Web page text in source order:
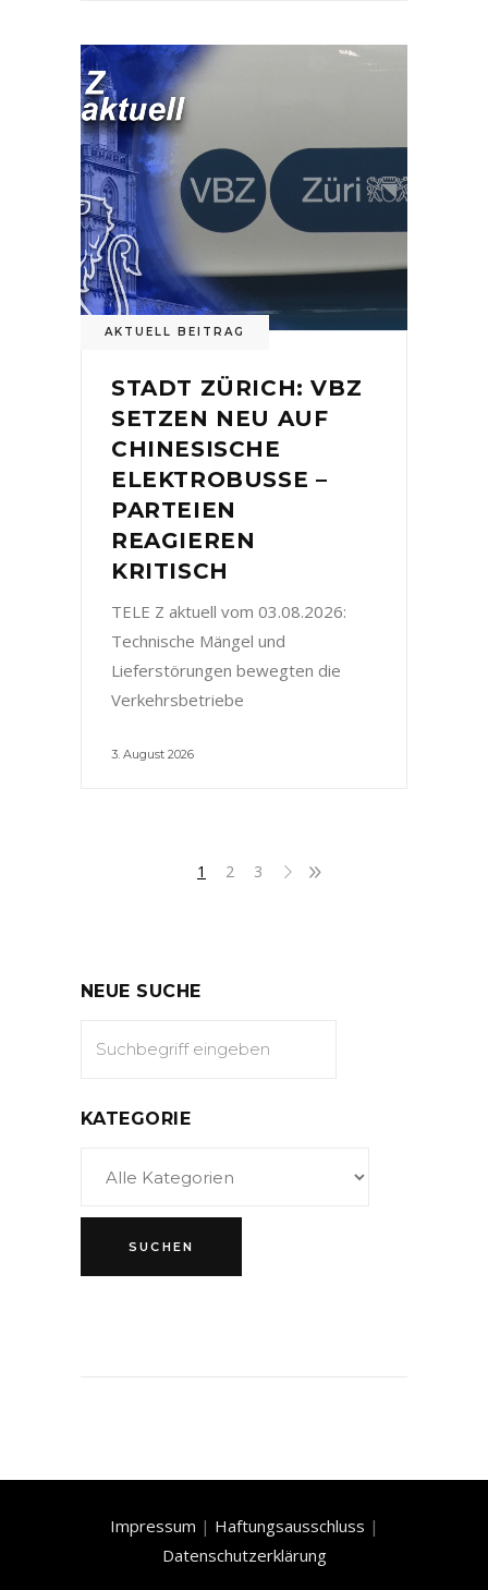
AKTUELL BEITRAG
STADT ZÜRICH: VBZ
SETZEN NEU AUF
CHINESISCHE
ELEKTROBUSSE –
PARTEIEN
REAGIEREN
KRITISCH
TELE Z aktuell vom 03.08.2026:
Technische Mängel und
Lieferstörungen bewegten die
Verkehrsbetriebe
3. August 2026
1 2 3
NEUE SUCHE
KATEGORIE
Impressum | Haftungsausschluss |
Datenschutzerklärung